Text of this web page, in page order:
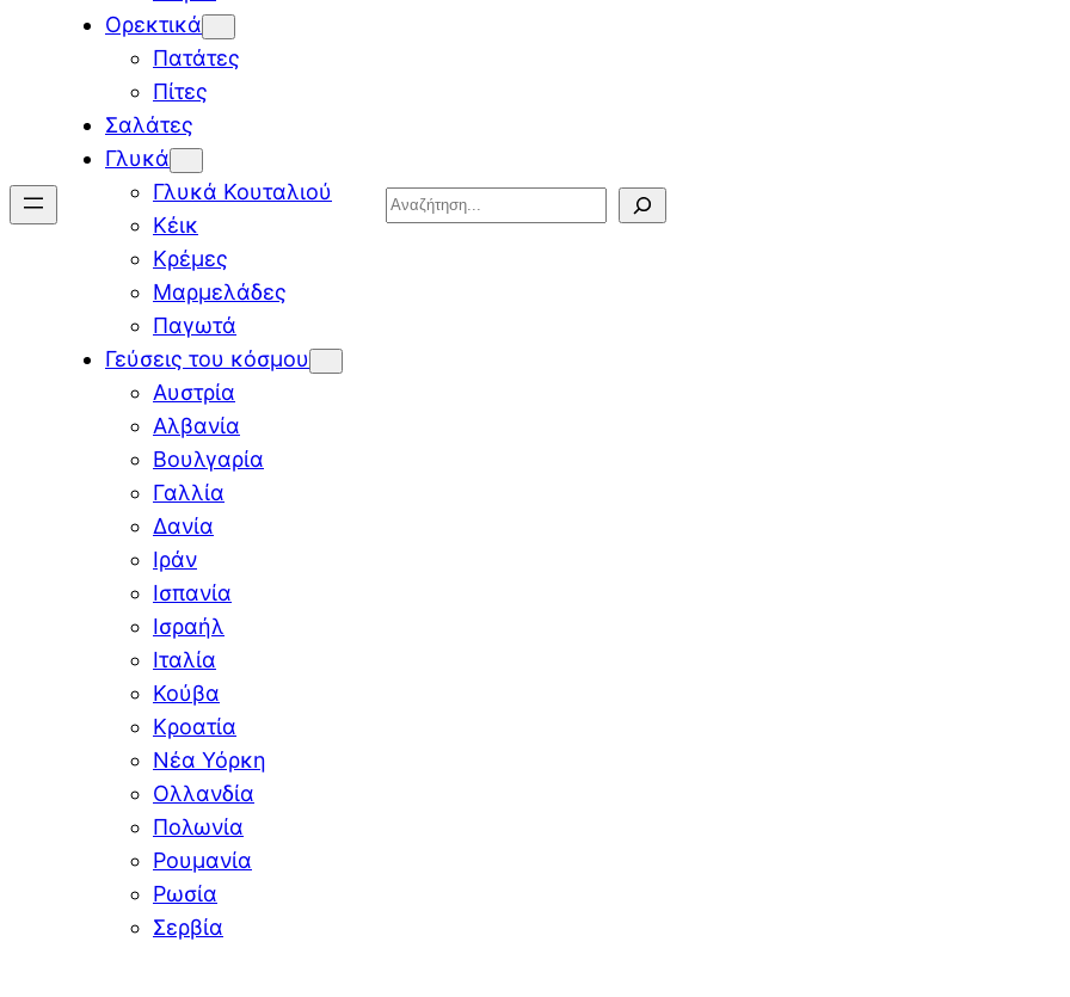
Ορεκτικά
Πατάτες
Πίτες
Σαλάτες
Γλυκά
Γλυκά Κουταλιού
Κέικ
Κρέμες
Μαρμελάδες
Παγωτά
Γεύσεις του κόσμου
Αυστρία
Αλβανία
Βουλγαρία
Γαλλία
Δανία
Ιράν
Ισπανία
Ισραήλ
Ιταλία
Κούβα
Κροατία
Νέα Υόρκη
Ολλανδία
Πολωνία
Ρουμανία
Ρωσία
Σερβία
Search